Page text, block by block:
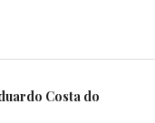
Costa do